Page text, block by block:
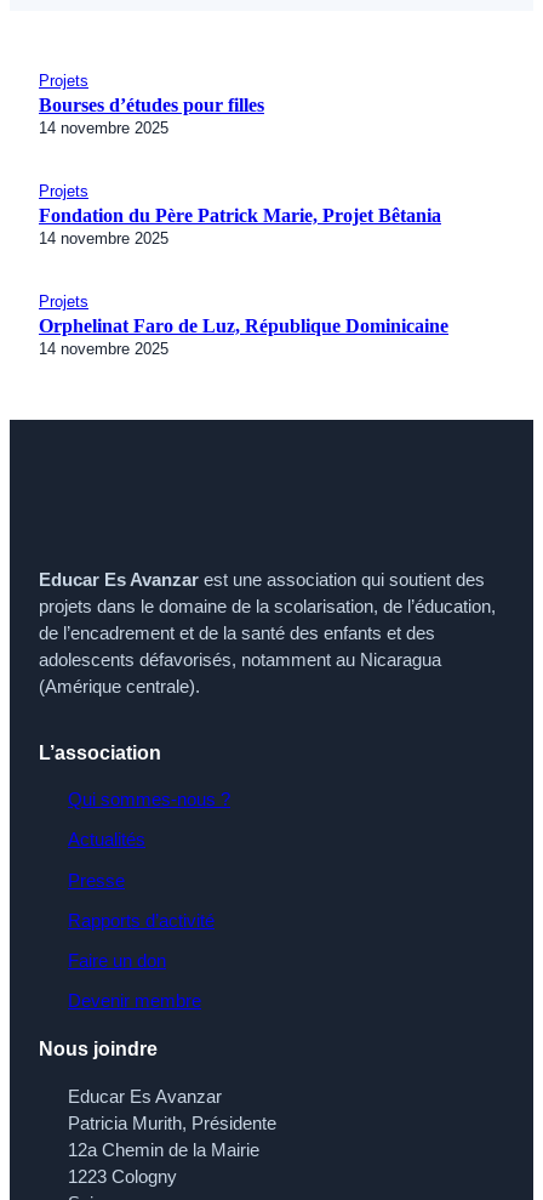
Projets
Bourses d’études pour filles
14 novembre 2025
Projets
Fondation du Père Patrick Marie, Projet Bêtania
14 novembre 2025
Projets
Orphelinat Faro de Luz, République Dominicaine
14 novembre 2025
Educar Es Avanzar est une association qui soutient des
projets dans le domaine de la scolarisation, de l’éducation,
de l’encadrement et de la santé des enfants et des
adolescents défavorisés, notamment au Nicaragua
(Amérique centrale).
L’association
Qui sommes-nous ?
Actualités
Presse
Rapports d’activité
Faire un don
Devenir membre
Nous joindre
Educar Es Avanzar
Patricia Murith, Présidente
12a Chemin de la Mairie
1223 Cologny